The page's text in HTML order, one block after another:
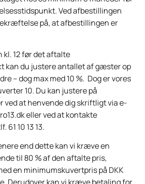
Ved afbestillingen
på, at afbestillingen er
kl. 12 før det aftalte
kan du justere antallet af gæster op
– dog max med 10 %. Dog er vores
10. Du kan justere på
ved at henvende dig skriftligt via e-
eller ved at kontakte
61 10 13 13.
end dette kan vi kræve en
til 80 % af den aftalte pris,
en minimumskuvertpris på DKK